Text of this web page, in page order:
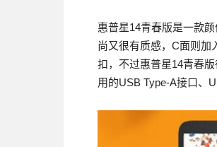
惠普星14青春版是一款
尚又很有质感，C面则加
扣，不过惠普星14青春
用的USB Type-A接口、